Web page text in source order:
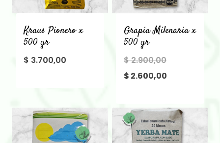
Kraus Pionero x
500 gr
$ 3.700,00
Grapia Milenaria x
500 gr
$2.900,00El
precio
era:
$ 2.900,00.
$ 2.600,00
actual
es:
$ 2.600,00.